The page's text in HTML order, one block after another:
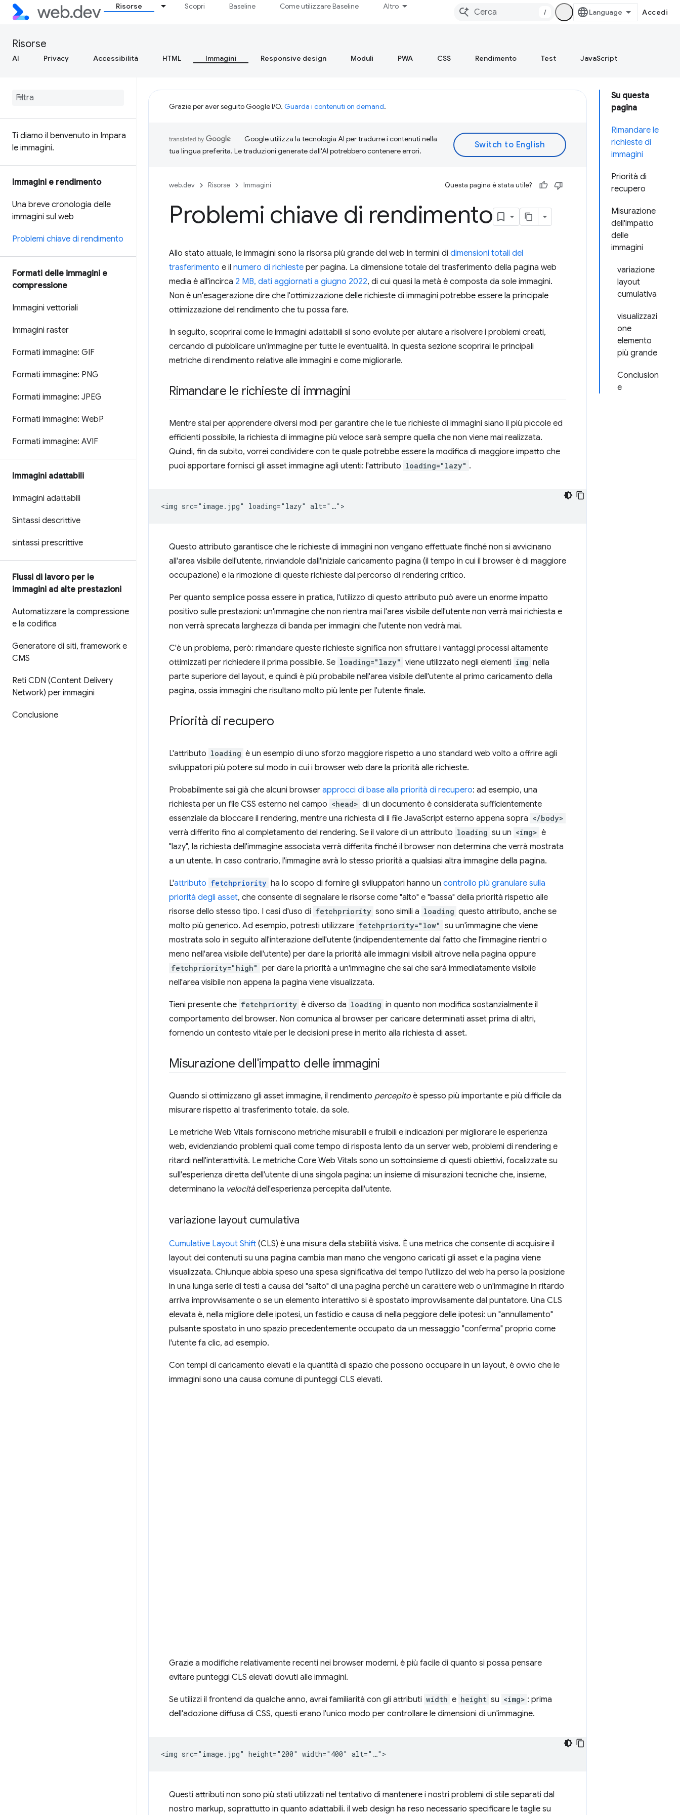
Risorse Scopri Baseline Come utilizzare Baseline Altro
/ Accedi
Risorse
AI Privacy Accessibilità HTML Immagini Responsive design Moduli PWA CSS Rendimento Test JavaScript
Ti diamo il benvenuto in Impara
le immagini.
Immagini e rendimento
Una breve cronologia delle
immagini sul web
Problemi chiave di rendimento
Formati delle immagini e
compressione
Immagini vettoriali
Immagini raster
Formati immagine: GIF
Formati immagine: PNG
Formati immagine: JPEG
Formati immagine: WebP
Formati immagine: AVIF
Immagini adattabili
Immagini adattabili
Sintassi descrittive
sintassi prescrittive
Flussi di lavoro per le
immagini ad alte prestazioni
Automatizzare la compressione
e la codifica
Generatore di siti, framework e
CMS
Reti CDN (Content Delivery
Network) per immagini
Conclusione
Su questa
pagina
Rimandare le
richieste di
immagini
Priorità di
recupero
Misurazione
dell'impatto
delle
immagini
variazione
layout
cumulativa
visualizzazi
one
elemento
più grande
Conclusion
e
Grazie per aver seguito Google I/O. Guarda i contenuti on demand.
Google utilizza la tecnologia AI per tradurre i contenuti nella
tua lingua preferita. Le traduzioni generate dall'AI potrebbero contenere errori.
web.dev Risorse Immagini Questa pagina è stata utile?
Problemi chiave di rendimento
Allo stato attuale, le immagini sono la risorsa più grande del web in termini di dimensioni totali del
trasferimento e il numero di richieste per pagina. La dimensione totale del trasferimento della pagina web
media è all'incirca 2 MB, dati aggiornati a giugno 2022, di cui quasi la metà è composta da sole immagini.
Non è un'esagerazione dire che l'ottimizzazione delle richieste di immagini potrebbe essere la principale
ottimizzazione del rendimento che tu possa fare.
In seguito, scoprirai come le immagini adattabili si sono evolute per aiutare a risolvere i problemi creati,
cercando di pubblicare un'immagine per tutte le eventualità. In questa sezione scoprirai le principali
metriche di rendimento relative alle immagini e come migliorarle.
Rimandare le richieste di immagini
Mentre stai per apprendere diversi modi per garantire che le tue richieste di immagini siano il più piccole ed
efficienti possibile, la richiesta di immagine più veloce sarà sempre quella che non viene mai realizzata.
Quindi, fin da subito, vorrei condividere con te quale potrebbe essere la modifica di maggiore impatto che
puoi apportare fornisci gli asset immagine agli utenti: l'attributo loading="lazy" .
Questo attributo garantisce che le richieste di immagini non vengano effettuate finché non si avvicinano
all'area visibile dell'utente, rinviandole dall'iniziale caricamento pagina (il tempo in cui il browser è di maggiore
occupazione) e la rimozione di queste richieste dal percorso di rendering critico.
Per quanto semplice possa essere in pratica, l'utilizzo di questo attributo può avere un enorme impatto
positivo sulle prestazioni: un'immagine che non rientra mai l'area visibile dell'utente non verrà mai richiesta e
non verrà sprecata larghezza di banda per immagini che l'utente non vedrà mai.
C'è un problema, però: rimandare queste richieste significa non sfruttare i vantaggi processi altamente
ottimizzati per richiedere il prima possibile. Se loading="lazy" viene utilizzato negli elementi img nella
parte superiore del layout, e quindi è più probabile nell'area visibile dell'utente al primo caricamento della
pagina, ossia immagini che risultano molto più lente per l'utente finale.
Priorità di recupero
L'attributo loading è un esempio di uno sforzo maggiore rispetto a uno standard web volto a offrire agli
sviluppatori più potere sul modo in cui i browser web dare la priorità alle richieste.
Probabilmente sai già che alcuni browser approcci di base alla priorità di recupero: ad esempio, una
richiesta per un file CSS esterno nel campo <head> di un documento è considerata sufficientemente
essenziale da bloccare il rendering, mentre una richiesta di il file JavaScript esterno appena sopra </body>
verrà differito fino al completamento del rendering. Se il valore di un attributo loading su un <img> è
"lazy", la richiesta dell'immagine associata verrà differita finché il browser non determina che verrà mostrata
a un utente. In caso contrario, l'immagine avrà lo stesso priorità a qualsiasi altra immagine della pagina.
L'attributo fetchpriority ha lo scopo di fornire gli sviluppatori hanno un controllo più granulare sulla
priorità degli asset, che consente di segnalare le risorse come "alto" e "bassa" della priorità rispetto alle
risorse dello stesso tipo. I casi d'uso di fetchpriority sono simili a loading questo attributo, anche se
molto più generico. Ad esempio, potresti utilizzare fetchpriority="low" su un'immagine che viene
mostrata solo in seguito all'interazione dell'utente (indipendentemente dal fatto che l'immagine rientri o
meno nell'area visibile dell'utente) per dare la priorità alle immagini visibili altrove nella pagina oppure
fetchpriority="high" per dare la priorità a un'immagine che sai che sarà immediatamente visibile
nell'area visibile non appena la pagina viene visualizzata.
Tieni presente che fetchpriority è diverso da loading in quanto non modifica sostanzialmente il
comportamento del browser. Non comunica al browser per caricare determinati asset prima di altri,
fornendo un contesto vitale per le decisioni prese in merito alla richiesta di asset.
Misurazione dell'impatto delle immagini
Quando si ottimizzano gli asset immagine, il rendimento percepito è spesso più importante e più difficile da
misurare rispetto al trasferimento totale. da sole.
Le metriche Web Vitals forniscono metriche misurabili e fruibili e indicazioni per migliorare le esperienza
web, evidenziando problemi quali come tempo di risposta lento da un server web, problemi di rendering e
ritardi nell'interattività. Le metriche Core Web Vitals sono un sottoinsieme di questi obiettivi, focalizzate su
sull'esperienza diretta dell'utente di una singola pagina: un insieme di misurazioni tecniche che, insieme,
determinano la velocitàdell'esperienza percepita dall'utente.
variazione layout cumulativa
Cumulative Layout Shift (CLS) è una misura della stabilità visiva. È una metrica che consente di acquisire il
layout dei contenuti su una pagina cambia man mano che vengono caricati gli asset e la pagina viene
visualizzata. Chiunque abbia speso una spesa significativa del tempo l'utilizzo del web ha perso la posizione
in una lunga serie di testi a causa del "salto" di una pagina perché un carattere web o un'immagine in ritardo
arriva improvvisamente o se un elemento interattivo si è spostato improvvisamente dal puntatore. Una CLS
elevata è, nella migliore delle ipotesi, un fastidio e causa di nella peggiore delle ipotesi: un "annullamento"
pulsante spostato in uno spazio precedentemente occupato da un messaggio "conferma" proprio come
l'utente fa clic, ad esempio.
Con tempi di caricamento elevati e la quantità di spazio che possono occupare in un layout, è ovvio che le
immagini sono una causa comune di punteggi CLS elevati.
Grazie a modifiche relativamente recenti nei browser moderni, è più facile di quanto si possa pensare
evitare punteggi CLS elevati dovuti alle immagini.
Se utilizzi il frontend da qualche anno, avrai familiarità con gli attributi width e height su <img> : prima
dell'adozione diffusa di CSS, questi erano l'unico modo per controllare le dimensioni di un'immagine.
Questi attributi non sono più stati utilizzati nel tentativo di mantenere i nostri problemi di stile separati dal
nostro markup, soprattutto in quanto adattabili. il web design ha reso necessario specificare le taglie su